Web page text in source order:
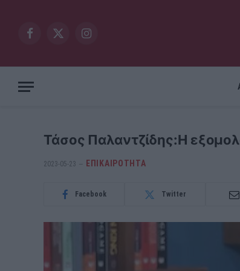
Facebook
X
Instagram
Τάσος Παλαντζίδης:Η
2023-05-23 ΕΠΙΚΑΙΡΟΤΗΤΑ
Facebook Twitter